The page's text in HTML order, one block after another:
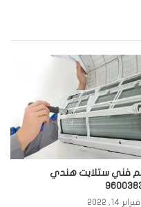
فني ستلايت هندي
فبراير 14, 2022